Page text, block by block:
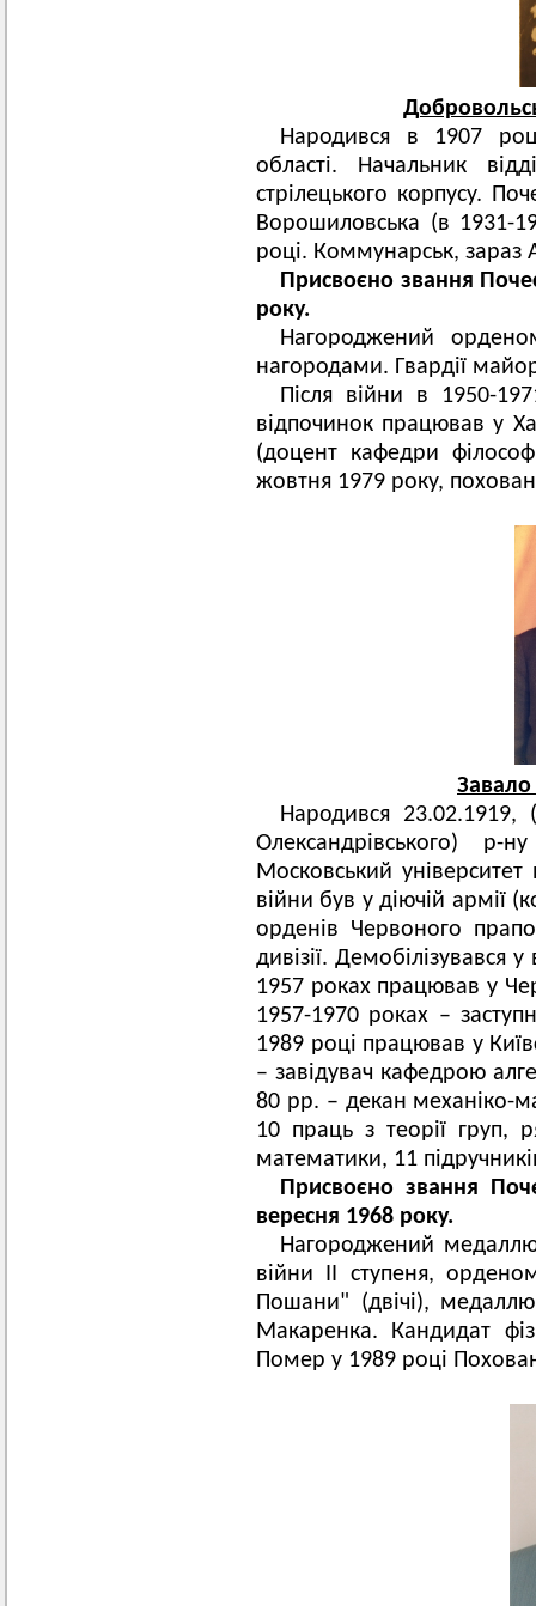
Народився в 1907
області. Начальник
стрілецького корпусу.
Ворошиловська (в 1931-
році. Коммунарськ, зараз
Присвоєно звання
року.
Нагороджений
нагородами. Гвардії
Після війни в 1950-
відпочинок працював у
(доцент кафедри
жовтня 1979 року,
Завало
Народився 23.02.1919,
Олександрівського) р-
Московський університет
війни був у діючій армії
орденів Червоного
дивізії. Демобілізувався
1957 роках працював у
1957-1970 роках –
1989 році працював у
– завідувач кафедрою
80 рр. – декан механіко-
10 праць з теорії груп,
математики, 11
Присвоєно звання
вересня 1968 року.
Нагороджений
війни ІІ ступеня,
Пошани" (двічі),
Макаренка. Кандидат
Помер у 1989 році